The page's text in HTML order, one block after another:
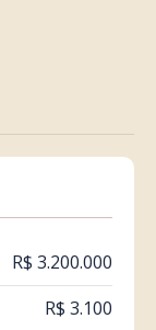
R$ 3.200.000
R$ 3.100